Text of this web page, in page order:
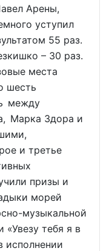
Арены,
уступил
55 раз.
– 30 раз.
места
шесть
между
Марка Здора и
и третье
призы и
морей
музыкальной
«Увезу тебя я в
исполнении